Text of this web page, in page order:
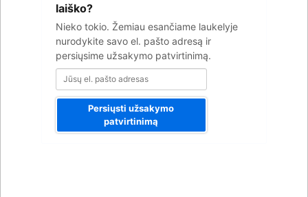
laiško?
Nieko tokio. Žemiau esančiame laukelyje
nurodykite savo el. pašto adresą ir
persiųsime užsakymo patvirtinimą.
pašto
adresas
Persiųsti užsakymo
patvirtinimą